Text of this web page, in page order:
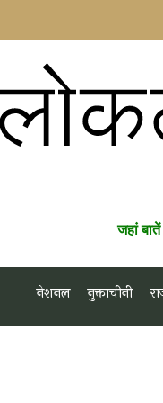
जहां
नेशनल नुक्ताचीनी